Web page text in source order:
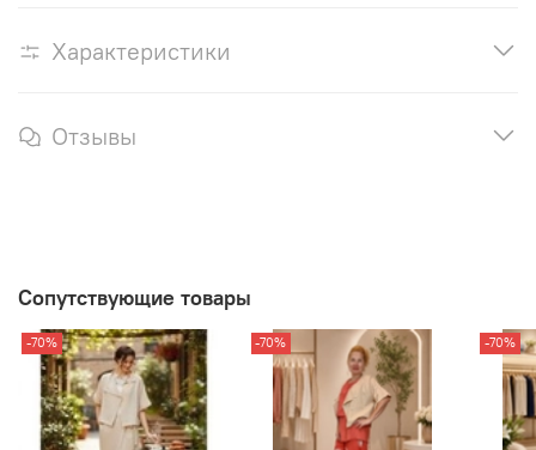
Характеристики
Отзывы
Сопутствующие товары
-70% -70% -70%